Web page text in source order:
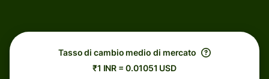
Tasso di cambio medio di mercato
₹1 INR = 0.01051 USD